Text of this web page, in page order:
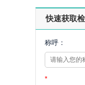
快速获取
称呼：
*